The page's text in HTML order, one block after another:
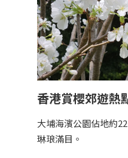
香港賞櫻郊遊熱
大埔海濱公園佔地約
琳琅滿目。